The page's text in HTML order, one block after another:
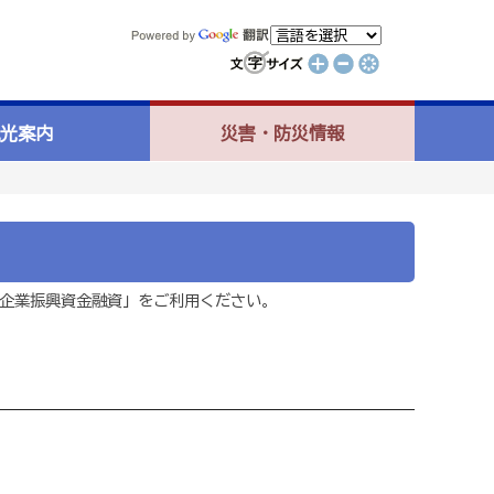
案内 災害・防災情報
振興資金融資」をご利用ください。